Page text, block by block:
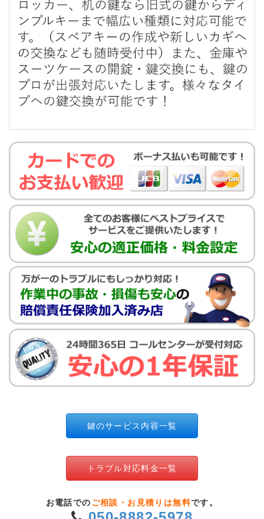
鍵のサービス内容一覧
トラブル対応料金一覧
お電話での ご相談・お見積りは無料です。